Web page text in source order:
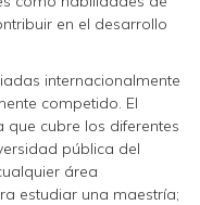
en el desarrollo
internacionalmente
competido. El
cubre los diferentes
pública del
área
estudiar una maestría;